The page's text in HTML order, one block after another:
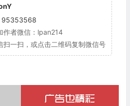
95353568
作者微信：lpan214
扫一扫，或点击二维码复制微信号